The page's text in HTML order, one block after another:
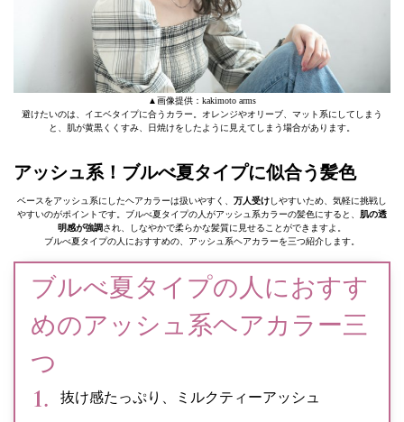
▲画像提供：kakimoto arms
避けたいのは、イエベタイプに合うカラー。オレンジやオリーブ、マット系にしてしまう
と、肌が黄黒くくすみ、日焼けをしたように見えてしまう場合があります。
アッシュ系！ブルべ夏タイプに似合う髪色
ベースをアッシュ系にしたヘアカラーは扱いやすく、 万人受けしやすいため、気軽に挑戦し
やすいのがポイントです。ブルべ夏タイプの人がアッシュ系カラーの髪色にすると、
肌の透
明感が強調され、しなやかで柔らかな髪質に見せることができますよ。
ブルべ夏タイプの人におすすめの、アッシュ系ヘアカラーを三つ紹介します。
ブルべ夏タイプの人におすす
めのアッシュ系ヘアカラー三
つ
抜け感たっぷり、ミルクティーアッシュ